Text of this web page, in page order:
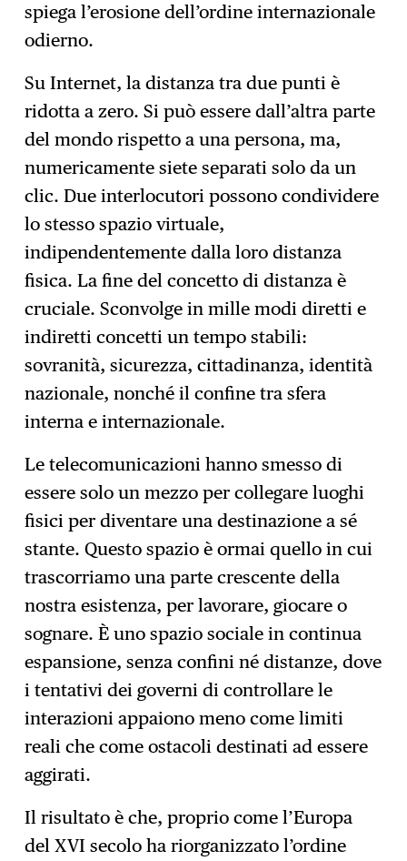
spiega l’erosione dell’ordine internazionale
odierno.
Su Internet, la distanza tra due punti è
ridotta a zero. Si può essere dall’altra parte
del mondo rispetto a una persona, ma,
numericamente siete separati solo da un
clic. Due interlocutori possono condividere
lo stesso spazio virtuale,
indipendentemente dalla loro distanza
fisica. La fine del concetto di distanza è
cruciale. Sconvolge in mille modi diretti e
indiretti concetti un tempo stabili:
sovranità, sicurezza, cittadinanza, identità
nazionale, nonché il confine tra sfera
interna e internazionale.
Le telecomunicazioni hanno smesso di
essere solo un mezzo per collegare luoghi
fisici per diventare una destinazione a sé
stante. Questo spazio è ormai quello in cui
trascorriamo una parte crescente della
nostra esistenza, per lavorare, giocare o
sognare. È uno spazio sociale in continua
espansione, senza confini né distanze, dove
i tentativi dei governi di controllare le
interazioni appaiono meno come limiti
reali che come ostacoli destinati ad essere
aggirati.
Il risultato è che, proprio come l’Europa
del XVI secolo ha riorganizzato l’ordine